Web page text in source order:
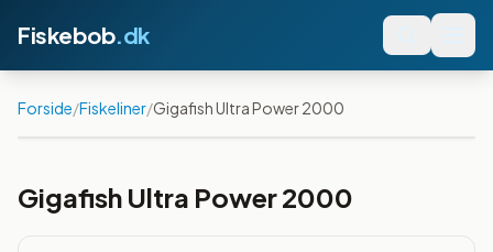
Fiskebob.dk
Forside/Fiskeliner/Gigafish Ultra Power 2000
Gigafish Ultra Power 2000